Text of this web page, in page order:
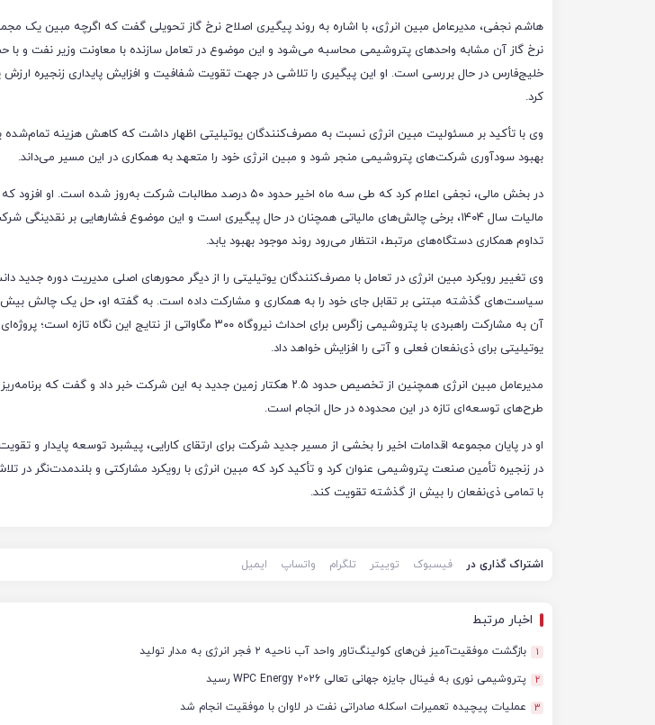
هاشم نجفی، مدیرعامل مبین انرژی، با اشاره به روند پیگیری اصلاح نرخ گاز تحویلی گفت که اگرچه مبین یک
نرخ گاز آن مشابه واحدهای پتروشیمی محاسبه می‌شود و این موضوع در تعامل سازنده با معاونت وزیر نفت و با
خلیج‌فارس در حال بررسی است. او این پیگیری را تلاشی در جهت تقویت شفافیت و افزایش پایداری زنجیره
کرد.
وی با تأکید بر مسئولیت مبین انرژی نسبت به مصرف‌کنندگان یوتیلیتی اظهار داشت که کاهش هزینه تمام‌شده
بهبود سودآوری شرکت‌های پتروشیمی منجر شود و مبین انرژی خود را متعهد به همکاری در این مسیر می‌داند.
در بخش مالی، نجفی اعلام کرد که طی سه ماه اخیر حدود ۵۰ درصد مطالبات شرکت به‌روز شده
مالیات سال ۱۴۰۴، برخی چالش‌های مالیاتی همچنان در حال پیگیری است و این موضوع فشارهایی بر نقدینگی
تداوم همکاری دستگاه‌های مرتبط، انتظار می‌رود روند موجود بهبود یابد.
وی تغییر رویکرد مبین انرژی در تعامل با مصرف‌کنندگان یوتیلیتی را از دیگر محورهای اصلی مدیریت دوره جدید
سیاست‌های گذشته مبتنی بر تقابل جای خود را به همکاری و مشارکت داده است. به گفته او، حل یک چالش بیش
آن به مشارکت راهبردی با پتروشیمی زاگرس برای احداث نیروگاه ۳۰۰ مگاواتی از نتایج این
یوتیلیتی برای ذی‌نفعان فعلی و آتی را افزایش خواهد داد.
مدیرعامل مبین انرژی همچنین از تخصیص حدود ۲.۵ هکتار زمین جدید به این شرکت خبر داد و گفت که
طرح‌های توسعه‌ای تازه در این محدوده در حال انجام است.
او در پایان مجموعه اقدامات اخیر را بخشی از مسیر جدید شرکت برای ارتقای کارایی، پیشبرد توسعه پایدار و
در زنجیره تأمین صنعت پتروشیمی عنوان کرد و تأکید کرد که مبین انرژی با رویکرد مشارکتی و بلندمدت‌نگر در
با تمامی ذی‌نفعان را بیش از گذشته تقویت کند.
اشتراک گذاری در فیسبوک توییتر تلگرام واتساپ ایمیل
اخبار مرتبط
1 بازگشت موفقیت‌آمیز فن‌های کولینگ‌تاور واحد آب ناحیه ۲ فجر انرژی به مدار تولید
2 پتروشیمی نوری به فینال جایزه جهانی تعالی WPC Energy 2026 رسید
3 عملیات پیچیده تعمیرات اسکله صادراتی نفت در لاوان با موفقیت انجام شد